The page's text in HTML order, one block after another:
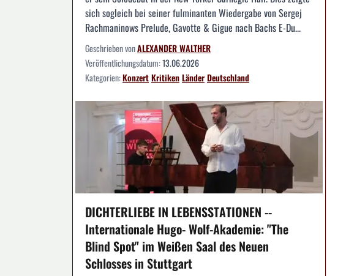
sich sogleich bei seiner fulminanten Wiedergabe von Sergej
Rachmaninows Prelude, Gavotte & Gigue nach Bachs E-Du...
Geschrieben vonALEXANDER WALTHER
Veröffentlichungsdatum:13.06.2026
Kategorien:KonzertKritikenLänderDeutschland
DICHTERLIEBE IN LEBENSSTATIONEN --
Internationale Hugo- Wolf-Akademie: "The
Blind Spot" im Weißen Saal des Neuen
Schlosses in Stuttgart